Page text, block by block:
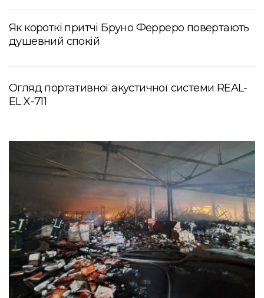
Як короткі притчі Бруно Ферреро повертають
душевний спокій
Огляд портативної акустичної системи REAL-
EL X-711